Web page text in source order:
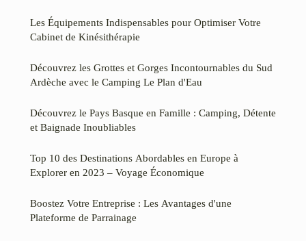
Les Équipements Indispensables pour Optimiser Votre
Cabinet de Kinésithérapie
Découvrez les Grottes et Gorges Incontournables du Sud
Ardèche avec le Camping Le Plan d'Eau
Découvrez le Pays Basque en Famille : Camping, Détente
et Baignade Inoubliables
Top 10 des Destinations Abordables en Europe à
Explorer en 2023 – Voyage Économique
Boostez Votre Entreprise : Les Avantages d'une
Plateforme de Parrainage